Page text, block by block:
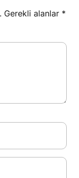
Gerekli alanlar *